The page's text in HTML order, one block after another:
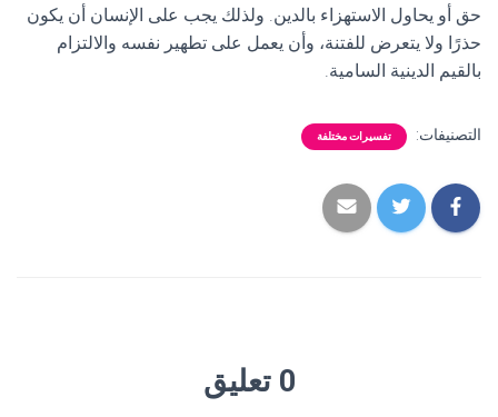
حق أو يحاول الاستهزاء بالدين. ولذلك يجب على الإنسان أن يكون
حذرًا ولا يتعرض للفتنة، وأن يعمل على تطهير نفسه والالتزام
بالقيم الدينية السامية.
التصنيفات: تفسيرات مختلفة
0 تعليق